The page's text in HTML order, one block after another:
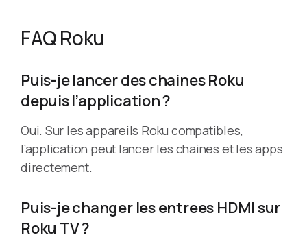
FAQ Roku
Puis-je lancer des chaines Roku
depuis l’application ?
Oui. Sur les appareils Roku compatibles,
l’application peut lancer les chaines et les apps
directement.
Puis-je changer les entrees HDMI sur
Roku TV ?